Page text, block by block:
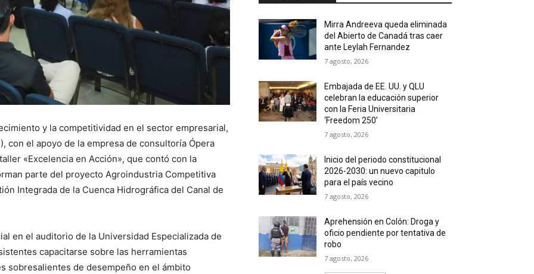
y la competitividad en el sector empresarial,
con el apoyo de la empresa de consultoría Ópera
«Excelencia en Acción», que contó con la
parte del proyecto Agroindustria Competitiva
Integrada de la Cuenca Hidrográfica del Canal de
en el auditorio de la Universidad Especializada de
capacitarse sobre las herramientas
sobresalientes de desempeño en el ámbito
Mirra Andreeva queda eliminada
del Abierto de Canadá tras caer
ante Leylah Fernandez
7 agosto, 2026
Embajada de EE. UU. y QLU
celebran la educación superior
con la Feria Universitaria
‘Freedom 250’
7 agosto, 2026
Inicio del periodo constitucional
2026-2030: un nuevo capitulo
para el país vecino
7 agosto, 2026
Aprehensión en Colón: Droga y
oficio pendiente por tentativa de
robo
7 agosto, 2026